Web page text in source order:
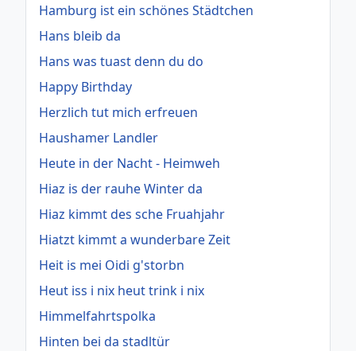
Hamburg ist ein schönes Städtchen
Hans bleib da
Hans was tuast denn du do
Happy Birthday
Herzlich tut mich erfreuen
Haushamer Landler
Heute in der Nacht - Heimweh
Hiaz is der rauhe Winter da
Hiaz kimmt des sche Fruahjahr
Hiatzt kimmt a wunderbare Zeit
Heit is mei Oidi g'storbn
Heut iss i nix heut trink i nix
Himmelfahrtspolka
Hinten bei da stadltür